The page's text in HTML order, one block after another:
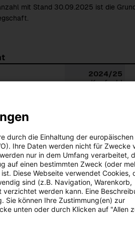
mit Stand 30.09.2025 ist die
2024/25
Kopfzahl
0
0
5.182
FTE 1)
durch die Einhaltung der europäischen
Ihre Daten werden nicht für Zwecke
nur in dem Umfang verarbeitet,
auf einen bestimmten Zweck (oder
Diese Webseite verwendet Cookies,
sind (z.B. Navigation, Warenkorb,
werden kann. Eine
Sie können Ihre Zustimmung(en) zur
unten oder durch Klicken auf "Allen